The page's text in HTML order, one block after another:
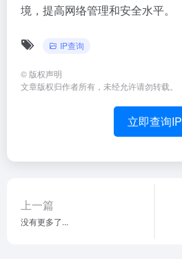
境，提高网络管理和安全水平。
IP查询
© 版权声明
文章版权归作者所有，未经允许请勿转载。
立即查询IP
上一篇
没有更多了...